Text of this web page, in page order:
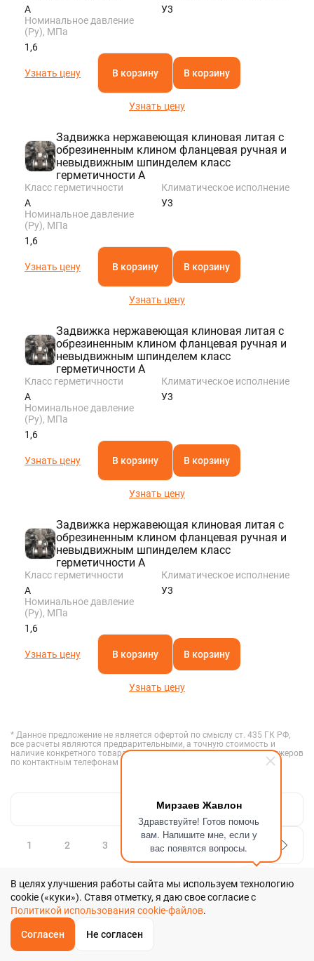
Мирзаев Жавлон
Здравствуйте! Готов помочь
вам. Напишите мне, если у
вас появятся вопросы.
ОБРАТНЫЙЗВОНОК
A
У3
Номинальное давление
(Ру), МПа
1,6
Узнать цену В корзину В корзину
Узнать цену
Задвижка нержавеющая клиновая литая с
обрезиненным клином фланцевая ручная и
невыдвижным шпинделем класс
герметичности A
Класс герметичности
A
Климатическое исполнение
У3
Номинальное давление
(Ру), МПа
1,6
Узнать цену В корзину В корзину
Узнать цену
Задвижка нержавеющая клиновая литая с
обрезиненным клином фланцевая ручная и
невыдвижным шпинделем класс
герметичности A
Класс герметичности
A
Климатическое исполнение
У3
Номинальное давление
(Ру), МПа
1,6
Узнать цену В корзину В корзину
Узнать цену
Задвижка нержавеющая клиновая литая с
обрезиненным клином фланцевая ручная и
невыдвижным шпинделем класс
герметичности A
Класс герметичности
A
Климатическое исполнение
У3
Номинальное давление
(Ру), МПа
1,6
Узнать цену В корзину В корзину
Узнать цену
* Данное предложение не является офертой по смыслу ст. 435 ГК РФ,
все расчеты являются предварительными, а точную стоимость и
наличие конкретного товара необходимо уточнять у наших менеджеров
по контактным телефонам и с помощью формы обратной связи.
Показать ещё
1 2 3
Главная
В целях улучшения работы сайта мы используем технологию
cookie («куки»). Ставя отметку, я даю свое согласие с
Политикой использования cookie-файлов.
Согласен Не согласен